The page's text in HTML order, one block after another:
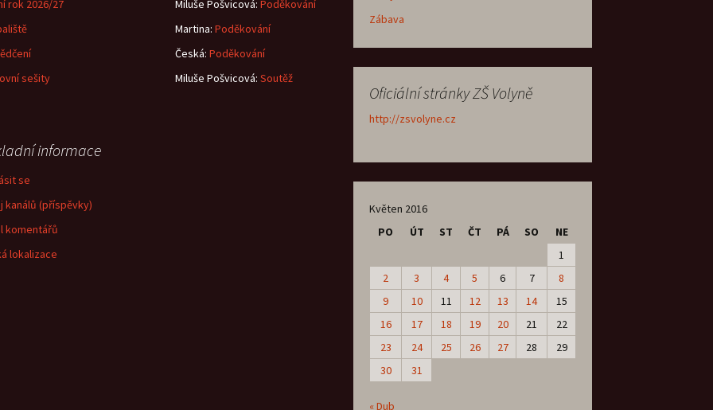
Zábava
Oficiální stránky ZŠ Volyně
http://zsvolyne.cz
Květen 2016
PO
ÚT ST ČT PÁ SO
NE
1
2
3 4 5 6 7
8
9
10 11 12 13 14
15
16
17 18 19 20 21
22
23
24 25 26 27 28
29
30
31
« Dub
rok 2026/27
sešity
Miluše Pošvicová: Poděkování
Martina: Poděkování
Česká: Poděkování
Miluše Pošvicová: Soutěž
informace
se
kanálů (příspěvky)
komentářů
lokalizace